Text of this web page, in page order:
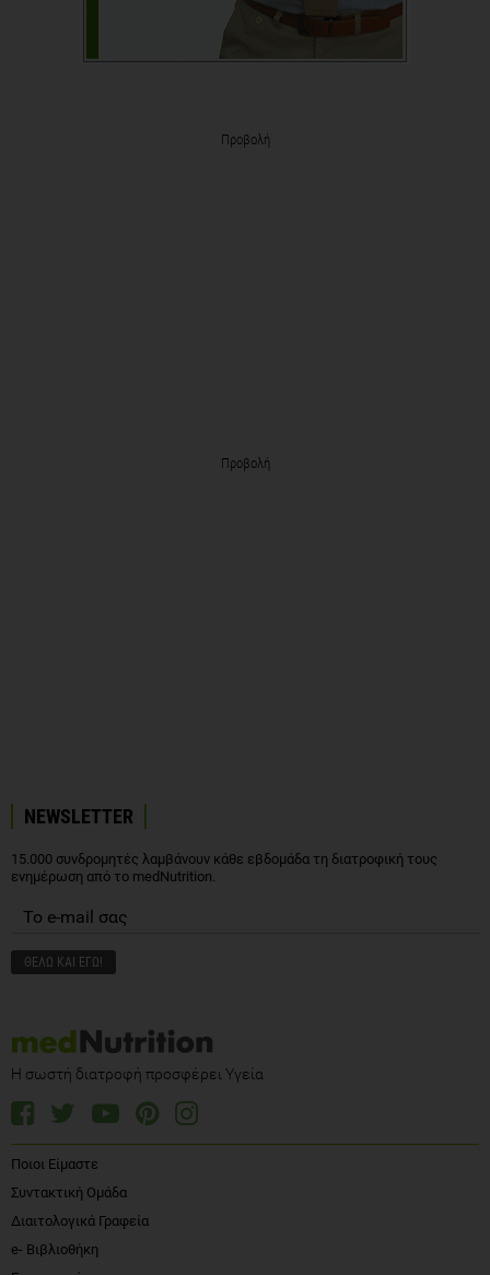
Προβολή
Προβολή
NEWSLETTER
15.000 συνδρομητές λαμβάνουν κάθε εβδομάδα τη διατροφική τους
ενημέρωση από το medNutrition.
Η σωστή διατροφή προσφέρει Υγεία
Ποιοι Είμαστε
Συντακτική Ομάδα
Διαιτολογικά Γραφεία
e- Βιβλιοθήκη